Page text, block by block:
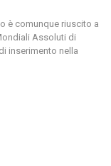
è comunque riuscito a
Assoluti di
inserimento nella